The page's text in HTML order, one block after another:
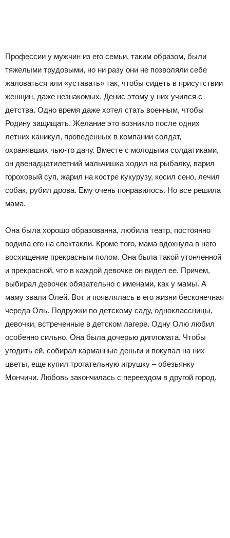
Профессии у мужчин из его семьи, таким образом, были
тяжелыми трудовыми, но ни разу они не позволяли себе
жаловаться или «уставать» так, чтобы сидеть в присутствии
женщин, даже незнакомых. Денис этому у них учился с
детства. Одно время даже хотел стать военным, чтобы
Родину защищать. Желание это возникло после одних
летних каникул, проведенных в компании солдат,
охранявших чью-то дачу. Вместе с молодыми солдатиками,
он двенадцатилетний мальчишка ходил на рыбалку, варил
гороховый суп, жарил на костре кукурузу, косил сено, лечил
собак, рубил дрова. Ему очень понравилось. Но все решила
мама.
Она была хорошо образованна, любила театр, постоянно
водила его на спектакли. Кроме того, мама вдохнула в него
восхищение прекрасным полом. Она была такой утонченной
и прекрасной, что в каждой девочке он видел ее. Причем,
выбирал девочек обязательно с именами, как у мамы. А
маму звали Олей. Вот и появлялась в его жизни бесконечная
череда Оль. Подружки по детскому саду, одноклассницы,
девочки, встреченные в детском лагере. Одну Олю любил
особенно сильно. Она была дочерью дипломата. Чтобы
угодить ей, собирал карманные деньги и покупал на них
цветы, еще купил трогательную игрушку – обезьянку
Мончичи. Любовь закончилась с переездом в другой город.